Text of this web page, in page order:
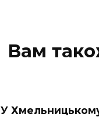
Вам
У